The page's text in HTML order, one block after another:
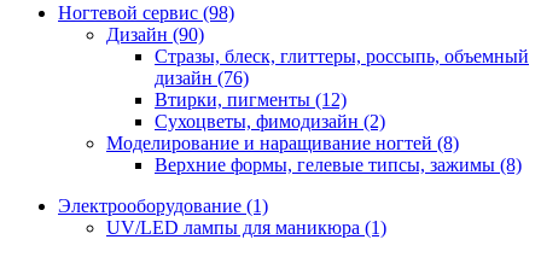
Ногтевой сервис (98)
Дизайн (90)
Стразы, блеск, глиттеры, россыпь, объемный
дизайн (76)
Втирки, пигменты (12)
Сухоцветы, фимодизайн (2)
Моделирование и наращивание ногтей (8)
Верхние формы, гелевые типсы, зажимы (8)
Электрооборудование (1)
UV/LED лампы для маникюра (1)